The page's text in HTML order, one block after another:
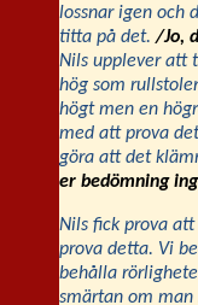
lossnar igen och
titta på det./Jo,
Nils upplever att
hög som
högt men en
med att prova
göra att det
er bedömning
Nils fick prova
prova detta. Vi
behålla
smärtan om man